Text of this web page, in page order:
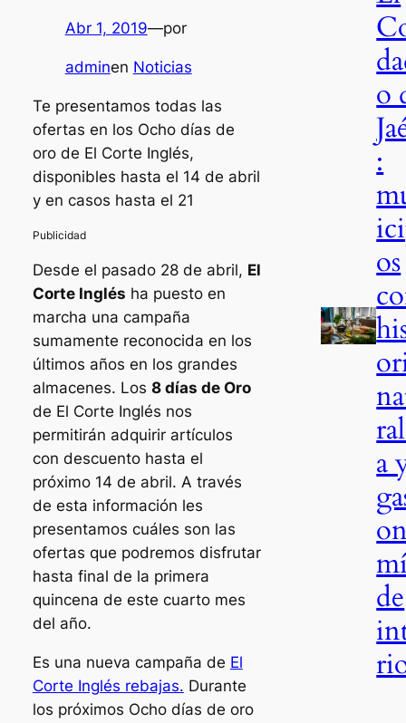
Abr 1, 2019—por
adminen Noticias
Te presentamos todas las
ofertas en los Ocho días de
oro de El Corte Inglés,
disponibles hasta el 14 de abril
y en casos hasta el 21
Desde el pasado 28 de abril, El
Corte Inglés ha puesto en
marcha una campaña
sumamente reconocida en los
últimos años en los grandes
almacenes. Los 8 días de Oro
de El Corte Inglés nos
permitirán adquirir artículos
con descuento hasta el
próximo 14 de abril. A través
de esta información les
presentamos cuáles son las
ofertas que podremos disfrutar
hasta final de la primera
quincena de este cuarto mes
del año.
Es una nueva campaña de El
Corte Inglés rebajas. Durante
los próximos Ocho días de oro
o
:
os
a
de